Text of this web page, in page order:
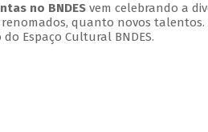
no BNDESvem celebrando a
quanto novos talentos.
Espaço Cultural BNDES.